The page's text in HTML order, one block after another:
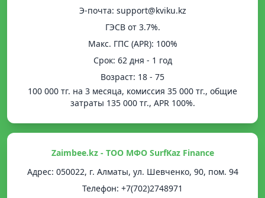
Э-почта: support@kviku.kz
ГЭСВ от 3.7%.
Mакс. ГПС (APR): 100%
Срок: 62 дня - 1 год
Возраст: 18 - 75
100 000 тг. на 3 месяца, комиссия 35 000 тг., общие
затраты 135 000 тг., APR 100%.
Zaimbee.kz - ТОО МФО SurfKaz Finance
Адрес: 050022, г. Алматы, ул. Шевченко, 90, пом. 94
Телефон: +7(702)2748971